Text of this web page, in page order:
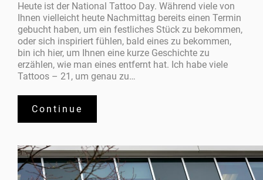
Heute ist der National Tattoo Day. Während viele von
Ihnen vielleicht heute Nachmittag bereits einen Termin
gebucht haben, um ein festliches Stück zu bekommen,
oder sich inspiriert fühlen, bald eines zu bekommen,
bin ich hier, um Ihnen eine kurze Geschichte zu
erzählen, wie man eines entfernt hat. Ich habe viele
Tattoos – 21, um genau zu…
Continue